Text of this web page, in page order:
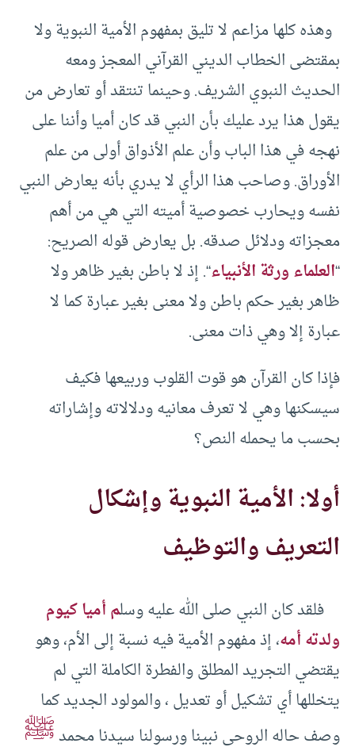
وهذه كلها مزاعم لا تليق بمفهوم الأمية النبوية ولا
بمقتضى الخطاب الديني القرآني المعجز ومعه
الحديث النبوي الشريف. وحينما تنتقد أو تعارض من
يقول هذا يرد عليك بأن النبي قد كان أميا وأننا على
نهجه في هذا الباب وأن علم الأذواق أولى من علم
الأوراق. وصاحب هذا الرأي لا يدري بأنه يعارض النبي
نفسه ويحارب خصوصية أميته التي هي من أهم
معجزاته ودلائل صدقه. بل يعارض قوله الصريح:
“العلماء ورثة الأنبياء“. إذ لا باطن بغير ظاهر ولا
ظاهر بغير حكم باطن ولا معنى بغير عبارة كما لا
عبارة إلا وهي ذات معنى.
فإذا كان القرآن هو قوت القلوب وربيعها فكيف
سيسكنها وهي لا تعرف معانيه ودلالاته وإشاراته
بحسب ما يحمله النص؟
أولا: الأمية النبوية وإشكال
التعريف والتوظيف
فلقد كان النبي صلى الله عليه وسلم أميا كيوم
ولدته أمه، إذ مفهوم الأمية فيه نسبة إلى الأم، وهو
يقتضي التجريد المطلق والفطرة الكاملة التي لم
يتخللها أي تشكيل أو تعديل ، والمولود الجديد كما
وصف حاله الروحي نبينا ورسولنا سيدنا محمدﷺ